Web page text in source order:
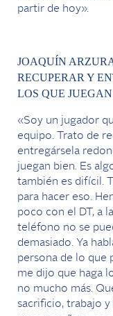
partir de hoy».
JOAQUÍN
RECUPERAR Y
LOS QUE
«Soy un jugador
equipo. Trato de
entregársela
juegan bien. Es
también es difícil.
para hacer eso.
poco con el DT, a
teléfono no se
demasiado. Ya
persona de lo que
me dijo que haga
no mucho más.
sacrificio, trabajo